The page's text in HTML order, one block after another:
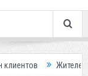
Жителей Дагестана